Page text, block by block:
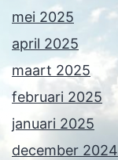
mei 2025
april 2025
maart 2025
februari 2025
januari 2025
december 2024